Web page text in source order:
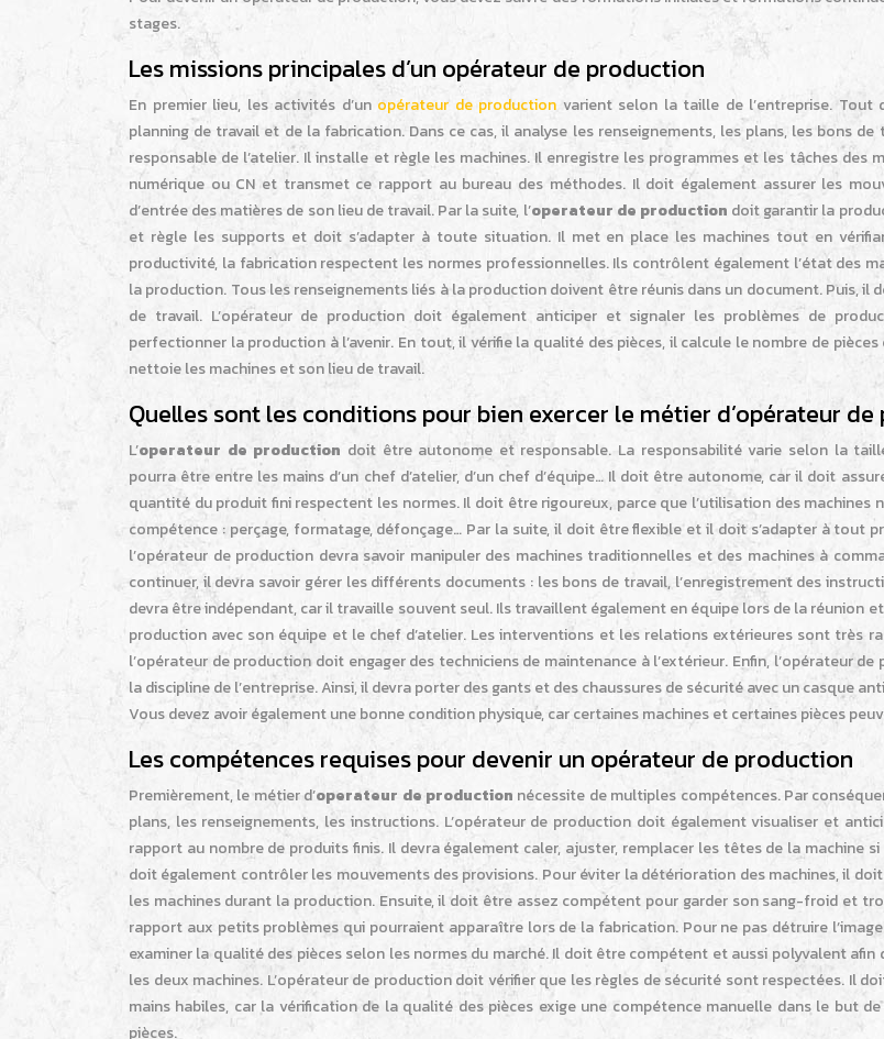
stages.
Les missions principales d’un opérateur de production
En premier lieu, les activités d’un opérateur de production varient selon la taille de l’entreprise. Tout
planning de travail et de la fabrication. Dans ce cas, il analyse les renseignements, les plans, les bons
responsable de l’atelier. Il installe et règle les machines. Il enregistre les programmes et les tâches des
numérique ou CN et transmet ce rapport au bureau des méthodes. Il doit également assurer les
d’entrée des matières de son lieu de travail. Par la suite, l’operateur de production doit garantir la
et règle les supports et doit s’adapter à toute situation. Il met en place les machines tout en
productivité, la fabrication respectent les normes professionnelles. Ils contrôlent également l’état des
la production. Tous les renseignements liés à la production doivent être réunis dans un document. Puis, il
de travail. L’opérateur de production doit également anticiper et signaler les problèmes de
perfectionner la production à l’avenir. En tout, il vérifie la qualité des pièces, il calcule le nombre de
nettoie les machines et son lieu de travail.
Quelles sont les conditions pour bien exercer le métier d’opérateur
L’operateur de production doit être autonome et responsable. La responsabilité varie selon la
pourra être entre les mains d’un chef d’atelier, d’un chef d’équipe… Il doit être autonome, car il doit
quantité du produit fini respectent les normes. Il doit être rigoureux, parce que l’utilisation des machines
compétence : perçage, formatage, défonçage… Par la suite, il doit être flexible et il doit s’adapter à tout
l’opérateur de production devra savoir manipuler des machines traditionnelles et des machines à
continuer, il devra savoir gérer les différents documents : les bons de travail, l’enregistrement des
devra être indépendant, car il travaille souvent seul. Ils travaillent également en équipe lors de la réunion
production avec son équipe et le chef d’atelier. Les interventions et les relations extérieures sont très
l’opérateur de production doit engager des techniciens de maintenance à l’extérieur. Enfin, l’opérateur
la discipline de l’entreprise. Ainsi, il devra porter des gants et des chaussures de sécurité avec un casque
Vous devez avoir également une bonne condition physique, car certaines machines et certaines pièces
Les compétences requises pour devenir un opérateur de production
Premièrement, le métier d’operateur de production nécessite de multiples compétences. Par
plans, les renseignements, les instructions. L’opérateur de production doit également visualiser et
rapport au nombre de produits finis. Il devra également caler, ajuster, remplacer les têtes de la machine
doit également contrôler les mouvements des provisions. Pour éviter la détérioration des machines, il
les machines durant la production. Ensuite, il doit être assez compétent pour garder son sang-froid et
rapport aux petits problèmes qui pourraient apparaître lors de la fabrication. Pour ne pas détruire
examiner la qualité des pièces selon les normes du marché. Il doit être compétent et aussi polyvalent afin
les deux machines. L’opérateur de production doit vérifier que les règles de sécurité sont respectées. Il
mains habiles, car la vérification de la qualité des pièces exige une compétence manuelle dans le but
pièces.